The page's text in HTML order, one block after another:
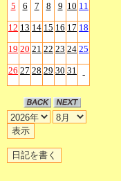
5 6 7 8 9 10 11
12 13 14 15 16 17 18
19 20 21 22 23 24 25
26 27 28 29 30 31 -